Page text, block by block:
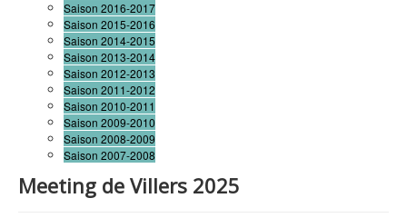
Saison 2016-2017
Saison 2015-2016
Saison 2014-2015
Saison 2013-2014
Saison 2012-2013
Saison 2011-2012
Saison 2010-2011
Saison 2009-2010
Saison 2008-2009
Saison 2007-2008
Meeting de Villers 2025